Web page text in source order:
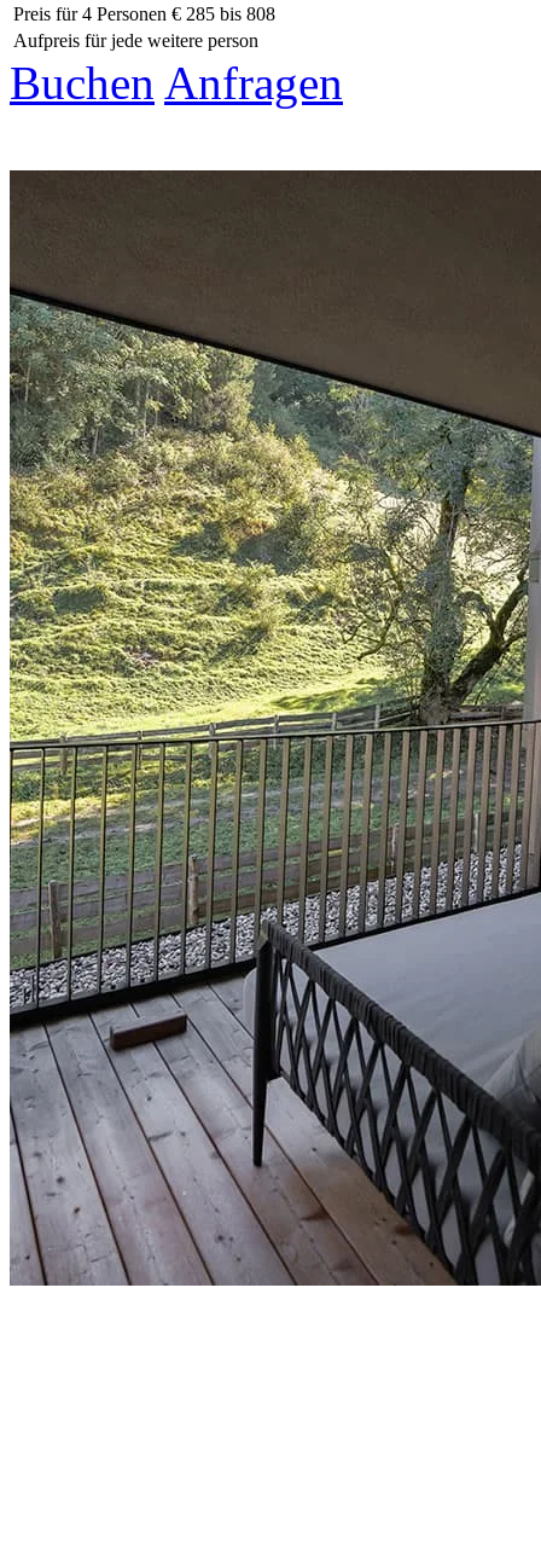
Preis für 4 Personen € 285 bis 808
Aufpreis für jede weitere person
Buchen Anfragen